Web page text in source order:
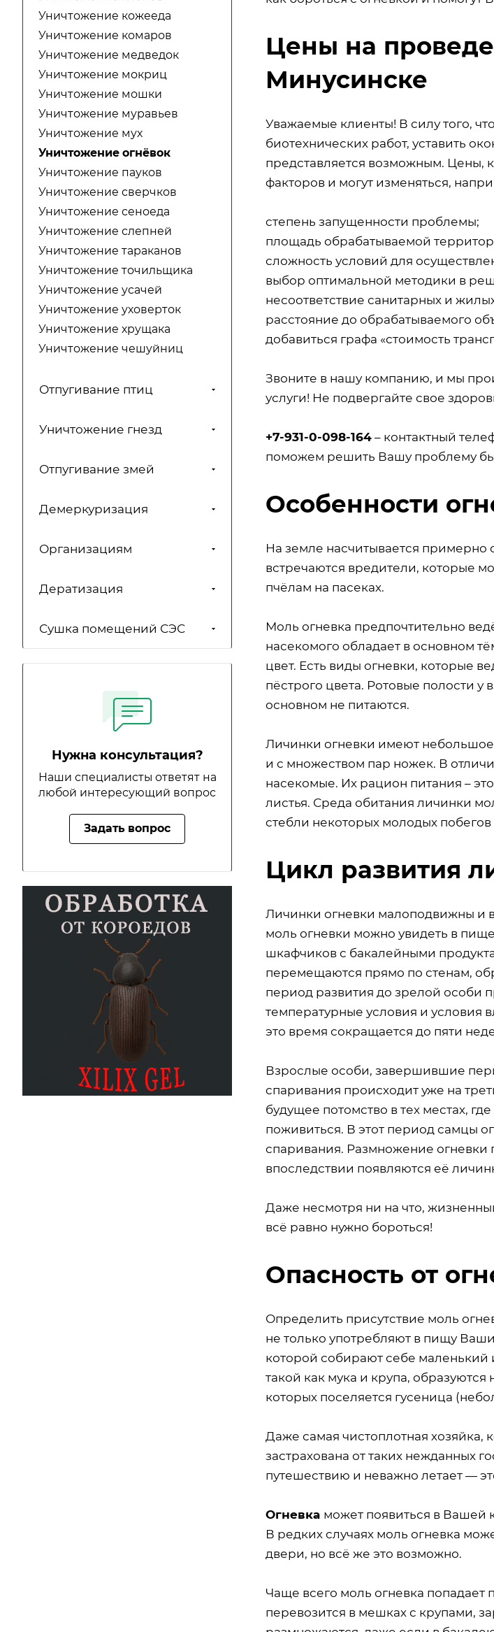
Цены на
Минусинске
Уважаемые клиенты! В силу того,
биотехнических работ, уставить
представляется возможным. Цены,
факторов и могут изменяться,
степень запущенности проблемы;
площадь обрабатываемой
сложность условий для
выбор оптимальной методики в
несоответствие санитарных и
расстояние до обрабатываемого
добавиться графа «стоимость
Звоните в нашу компанию, и мы
услуги! Не подвергайте свое
+7-931-0-098-164 – контактный
поможем решить Вашу проблему
Особенности
На земле насчитывается примерно
встречаются вредители, которые
пчёлам на пасеках.
Моль огневка предпочтительно
насекомого обладает в основном
цвет. Есть виды огневки, которые
пёстрого цвета. Ротовые полости у
основном не питаются.
Личинки огневки имеют
и с множеством пар ножек. В
насекомые. Их рацион питания –
листья. Среда обитания личинки
стебли некоторых молодых побегов
Цикл развития
Личинки огневки малоподвижны и
моль огневки можно увидеть в
шкафчиков с бакалейными
перемещаются прямо по стенам,
период развития до зрелой особи
температурные условия и условия
это время сокращается до пяти
Взрослые особи, завершившие
спаривания происходит уже на
будущее потомство в тех местах,
поживиться. В этот период самцы
спаривания. Размножение огневки
впоследствии появляются её
Даже несмотря ни на что,
всё равно нужно бороться!
Опасность от
Определить присутствие моль
не только употребляют в пищу
которой собирают себе маленький
такой как мука и крупа,
которых поселяется гусеница
Даже самая чистоплотная хозяйка,
застрахована от таких нежданных
путешествию и неважно летает —
Огневка может появиться в Вашей
В редких случаях моль огневка
двери, но всё же это возможно.
Чаще всего моль огневка попадает
перевозится в мешках с крупами,
Уничтожение кожееда
Уничтожение комаров
Уничтожение медведок
Уничтожение мокриц
Уничтожение мошки
Уничтожение муравьев
Уничтожение мух
Уничтожение огнёвок
Уничтожение пауков
Уничтожение сверчков
Уничтожение сеноеда
Уничтожение слепней
Уничтожение тараканов
Уничтожение точильщика
Уничтожение усачей
Уничтожение уховерток
Уничтожение хрущака
Уничтожение чешуйниц
Отпугивание птиц
Уничтожение гнезд
Отпугивание змей
Демеркуризация
Организациям
Дератизация
Сушка помещений СЭС
Нужна консультация?
Наши специалисты ответят на
любой интересующий вопрос
Задать вопрос